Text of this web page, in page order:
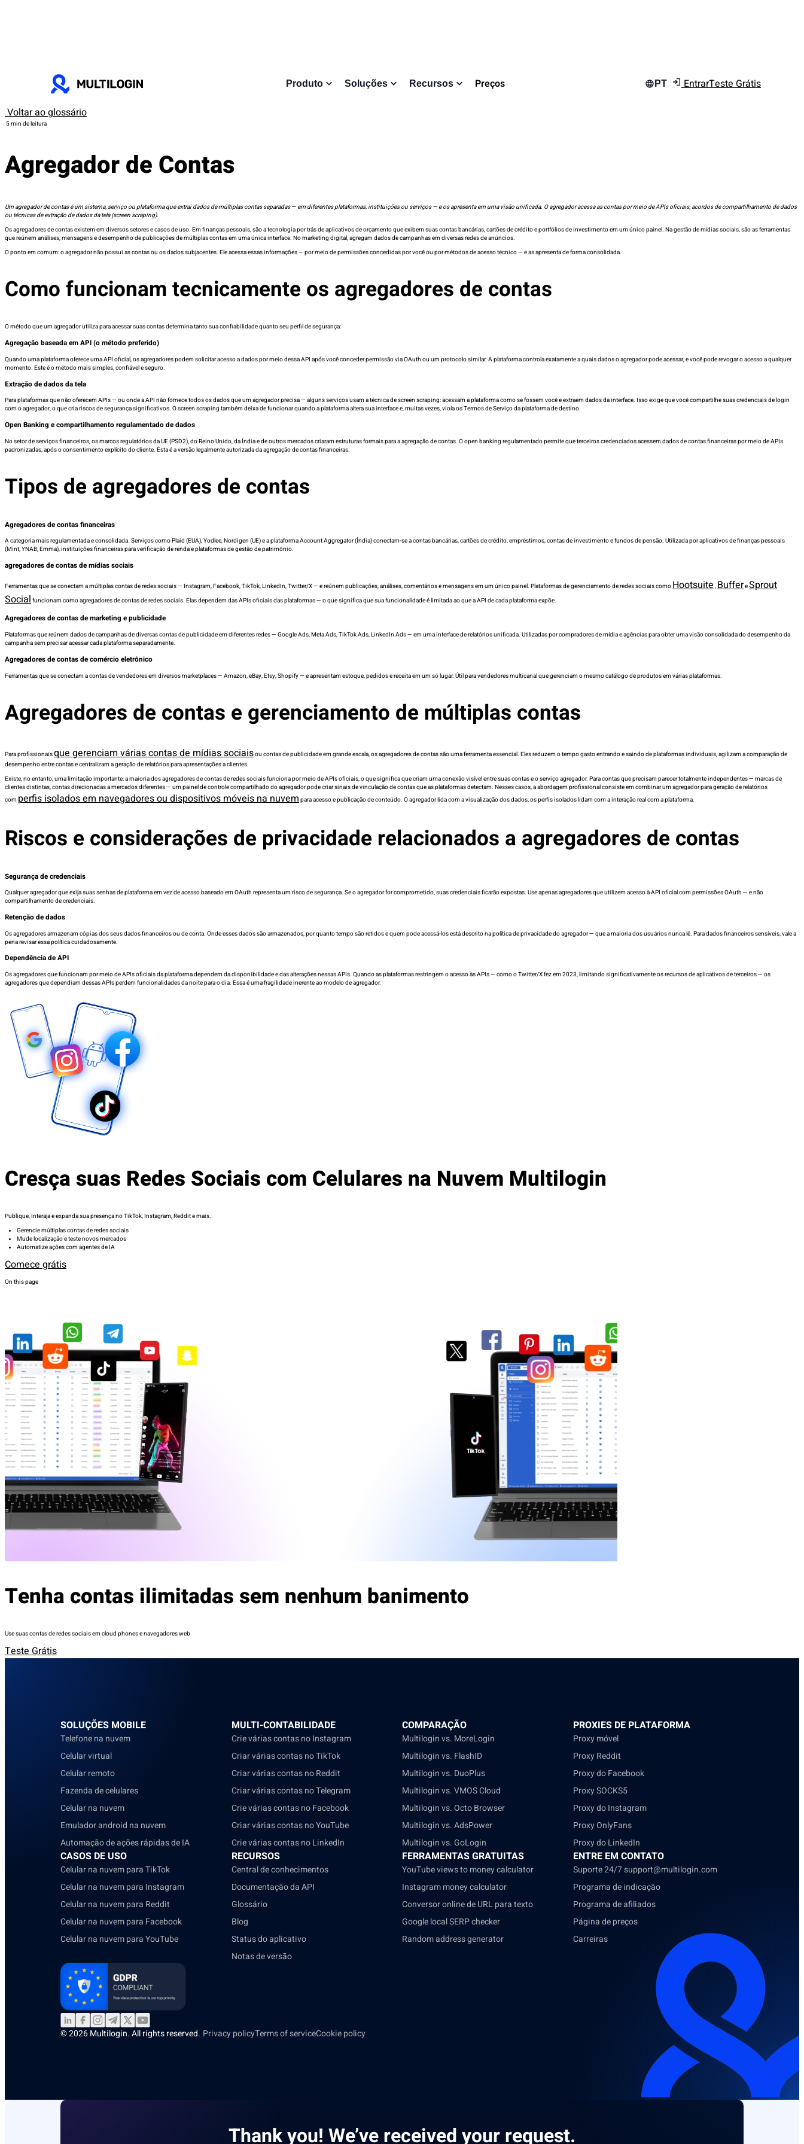
Produto Soluções Recursos Preços PT EntrarTeste Grátis
Voltar ao glossário
5 min de leitura
Agregador de Contas
Um agregador de contas é um sistema, serviço ou plataforma que extrai dados de múltiplas contas separadas — em diferentes plataformas, instituições ou serviços — e os apresenta em uma visão unificada. O agregador acessa as contas por meio de APIs oficiais, acordos de compartilhamento de dados
ou técnicas de extração de dados da tela (screen scraping).
Os agregadores de contas existem em diversos setores e casos de uso. Em finanças pessoais, são a tecnologia por trás de aplicativos de orçamento que exibem suas contas bancárias, cartões de crédito e portfólios de investimento em um único painel. Na gestão de mídias sociais, são as ferramentas
que reúnem análises, mensagens e desempenho de publicações de múltiplas contas em uma única interface. No marketing digital, agregam dados de campanhas em diversas redes de anúncios.
O ponto em comum: o agregador não possui as contas ou os dados subjacentes. Ele acessa essas informações — por meio de permissões concedidas por você ou por métodos de acesso técnico — e as apresenta de forma consolidada.
Como funcionam tecnicamente os agregadores de contas
O método que um agregador utiliza para acessar suas contas determina tanto sua confiabilidade quanto seu perfil de segurança:
Agregação baseada em API (o método preferido)
Quando uma plataforma oferece uma API oficial, os agregadores podem solicitar acesso a dados por meio dessa API após você conceder permissão via OAuth ou um protocolo similar. A plataforma controla exatamente a quais dados o agregador pode acessar, e você pode revogar o acesso a qualquer
momento. Este é o método mais simples, confiável e seguro.
Extração de dados da tela
Para plataformas que não oferecem APIs — ou onde a API não fornece todos os dados que um agregador precisa — alguns serviços usam a técnica de screen scraping: acessam a plataforma como se fossem você e extraem dados da interface. Isso exige que você compartilhe suas credenciais de login
com o agregador, o que cria riscos de segurança significativos. O screen scraping também deixa de funcionar quando a plataforma altera sua interface e, muitas vezes, viola os Termos de Serviço da plataforma de destino.
Open Banking e compartilhamento regulamentado de dados
No setor de serviços financeiros, os marcos regulatórios da UE (PSD2), do Reino Unido, da Índia e de outros mercados criaram estruturas formais para a agregação de contas. O open banking regulamentado permite que terceiros credenciados acessem dados de contas financeiras por meio de APIs
padronizadas, após o consentimento explícito do cliente. Esta é a versão legalmente autorizada da agregação de contas financeiras.
Tipos de agregadores de contas
Agregadores de contas financeiras
A categoria mais regulamentada e consolidada. Serviços como Plaid (EUA), Yodlee, Nordigen (UE) e a plataforma Account Aggregator (Índia) conectam-se a contas bancárias, cartões de crédito, empréstimos, contas de investimento e fundos de pensão. Utilizada por aplicativos de finanças pessoais
(Mint, YNAB, Emma), instituições financeiras para verificação de renda e plataformas de gestão de patrimônio.
agregadores de contas de mídias sociais
Ferramentas que se conectam a múltiplas contas de redes sociais — Instagram, Facebook, TikTok, LinkedIn, Twitter/X — e reúnem publicações, análises, comentários e mensagens em um único painel. Plataformas de gerenciamento de redes sociais como Hootsuite , BuffereSprout
Social funcionam como agregadores de contas de redes sociais. Elas dependem das APIs oficiais das plataformas — o que significa que sua funcionalidade é limitada ao que a API de cada plataforma expõe.
Agregadores de contas de marketing e publicidade
Plataformas que reúnem dados de campanhas de diversas contas de publicidade em diferentes redes — Google Ads, Meta Ads, TikTok Ads, LinkedIn Ads — em uma interface de relatórios unificada. Utilizadas por compradores de mídia e agências para obter uma visão consolidada do desempenho da
campanha sem precisar acessar cada plataforma separadamente.
Agregadores de contas de comércio eletrônico
Ferramentas que se conectam a contas de vendedores em diversos marketplaces — Amazon, eBay, Etsy, Shopify — e apresentam estoque, pedidos e receita em um só lugar. Útil para vendedores multicanal que gerenciam o mesmo catálogo de produtos em várias plataformas.
Agregadores de contas e gerenciamento de múltiplas contas
Para profissionaisque gerenciam várias contas de mídias sociaisou contas de publicidade em grande escala, os agregadores de contas são uma ferramenta essencial. Eles reduzem o tempo gasto entrando e saindo de plataformas individuais, agilizam a comparação de
desempenho entre contas e centralizam a geração de relatórios para apresentações a clientes.
Existe, no entanto, uma limitação importante: a maioria dos agregadores de contas de redes sociais funciona por meio de APIs oficiais, o que significa que criam uma conexão visível entre suas contas e o serviço agregador. Para contas que precisam parecer totalmente independentes — marcas de
clientes distintas, contas direcionadas a mercados diferentes — um painel de controle compartilhado do agregador pode criar sinais de vinculação de contas que as plataformas detectam. Nesses casos, a abordagem profissional consiste em combinar um agregador para geração de relatórios
com perfis isolados em navegadores ou dispositivos móveis na nuvem para acesso e publicação de conteúdo. O agregador lida com a visualização dos dados; os perfis isolados lidam com a interação real com a plataforma.
Riscos e considerações de privacidade relacionados a agregadores de contas
Segurança de credenciais
Qualquer agregador que exija suas senhas de plataforma em vez de acesso baseado em OAuth representa um risco de segurança. Se o agregador for comprometido, suas credenciais ficarão expostas. Use apenas agregadores que utilizem acesso à API oficial com permissões OAuth — e não
compartilhamento de credenciais.
Retenção de dados
Os agregadores armazenam cópias dos seus dados financeiros ou de conta. Onde esses dados são armazenados, por quanto tempo são retidos e quem pode acessá-los está descrito na política de privacidade do agregador — que a maioria dos usuários nunca lê. Para dados financeiros sensíveis, vale a
pena revisar essa política cuidadosamente.
Dependência de API
Os agregadores que funcionam por meio de APIs oficiais da plataforma dependem da disponibilidade e das alterações nessas APIs. Quando as plataformas restringem o acesso às APIs — como o Twitter/X fez em 2023, limitando significativamente os recursos de aplicativos de terceiros — os
agregadores que dependiam dessas APIs perdem funcionalidades da noite para o dia. Essa é uma fragilidade inerente ao modelo de agregador.
Cresça suas Redes Sociais com Celulares na Nuvem Multilogin
Publique, interaja e expanda sua presença no TikTok, Instagram, Reddit e mais.
Gerencie múltiplas contas de redes sociais
Mude localização e teste novos mercados
Automatize ações com agentes de IA
Comece grátis
On this page
Tenha contas ilimitadas sem nenhum banimento
Use suas contas de redes sociais em cloud phones e navegadores web
Teste Grátis
SOLUÇÕES MOBILE
Telefone na nuvem
Celular virtual
Celular remoto
Fazenda de celulares
Celular na nuvem
Emulador android na nuvem
Automação de ações rápidas de IA
MULTI-CONTABILIDADE
Crie várias contas no Instagram
Criar várias contas no TikTok
Criar várias contas no Reddit
Criar várias contas no Telegram
Crie várias contas no Facebook
Criar várias contas no YouTube
Crie várias contas no LinkedIn
COMPARAÇÃO
Multilogin vs. MoreLogin
Multilogin vs. FlashID
Multilogin vs. DuoPlus
Multilogin vs. VMOS Cloud
Multilogin vs. Octo Browser
Multilogin vs. AdsPower
Multilogin vs. GoLogin
PROXIES DE PLATAFORMA
Proxy móvel
Proxy Reddit
Proxy do Facebook
Proxy SOCKS5
Proxy do Instagram
Proxy OnlyFans
Proxy do LinkedIn
CASOS DE USO
Celular na nuvem para TikTok
Celular na nuvem para Instagram
Celular na nuvem para Reddit
Celular na nuvem para Facebook
Celular na nuvem para YouTube
RECURSOS
Central de conhecimentos
Documentação da API
Glossário
Blog
Status do aplicativo
Notas de versão
FERRAMENTAS GRATUITAS
YouTube views to money calculator
Instagram money calculator
Conversor online de URL para texto
Google local SERP checker
Random address generator
ENTRE EM CONTATO
Suporte 24/7support@multilogin.com
Programa de indicação
Programa de afiliados
Página de preços
Carreiras
© 2026 Multilogin. All rights reserved. Privacy policyTerms of serviceCookie policy
Thank you! We’ve received your request.